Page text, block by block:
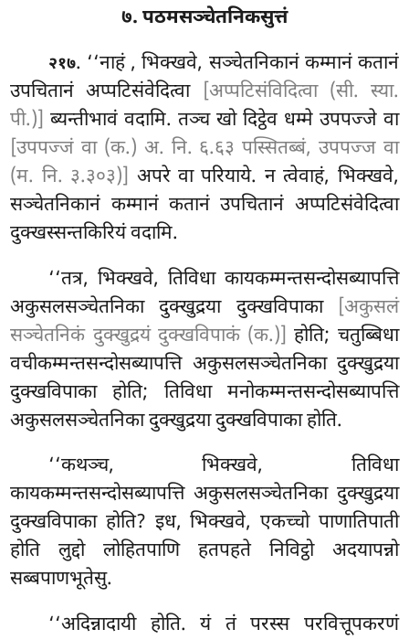
७. पठमसञ्चेतनिकसुत्तं
२१७. ‘‘नाहं , भिक्खवे, सञ्चेतनिकानं कम्मानं कतानं
उपचितानं अप्पटिसंवेदित्वा
[अप्पटिसंविदित्वा (सी. स्या.
पी.)] ब्यन्तीभावं वदामि. तञ्च खो दिट्ठेव धम्मे उपपज्जे वा
[उपपज्जं वा (क.) अ. नि. ६.६३ पस्सितब्बं, उपपज्ज वा
(म. नि. ३.३०३)] अपरे वा परियाये. न त्वेवाहं, भिक्खवे,
सञ्चेतनिकानं कम्मानं कतानं उपचितानं अप्पटिसंवेदित्वा
दुक्खस्सन्तकिरियं वदामि.
‘‘तत्र, भिक्खवे, तिविधा कायकम्मन्तसन्दोसब्यापत्ति
अकुसलसञ्चेतनिका दुक्खुद्रया दुक्खविपाका
[अकुसलं
सञ्चेतनिकं दुक्खुद्रयं दुक्खविपाकं (क.)] होति; चतुब्बिधा
वचीकम्मन्तसन्दोसब्यापत्ति अकुसलसञ्चेतनिका दुक्खुद्रया
दुक्खविपाका होति; तिविधा मनोकम्मन्तसन्दोसब्यापत्ति
अकुसलसञ्चेतनिका दुक्खुद्रया दुक्खविपाका होति.
‘‘कथञ्च, भिक्खवे, तिविधा
कायकम्मन्तसन्दोसब्यापत्ति अकुसलसञ्चेतनिका दुक्खुद्रया
दुक्खविपाका होति? इध, भिक्खवे, एकच्चो पाणातिपाती
होति लुद्दो लोहितपाणि हतपहते निविट्ठो अदयापन्नो
सब्बपाणभूतेसु.
‘‘अदिन्नादायी होति. यं तं परस्स परवित्तूपकरणं